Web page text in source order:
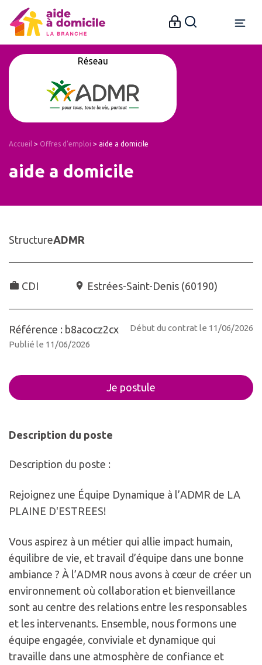
Réseau
Accueil > Offres d’emploi > aide a domicile
aide a domicile
StructureADMR
CDI Estrées-Saint-Denis (60190)
Référence : b8acocz2cx
Début du contrat le 11/06/2026
Publié le 11/06/2026
Je postule
Description du poste
Description du poste :
Rejoignez une Équipe Dynamique à l’ADMR de LA
PLAINE D'ESTREES!
Vous aspirez à un métier qui allie impact humain,
équilibre de vie, et travail d’équipe dans une bonne
ambiance ? À l’ADMR nous avons à cœur de créer un
environnement où collaboration et bienveillance
sont au centre des relations entre les responsables
et les intervenants. Ensemble, nous formons une
équipe engagée, conviviale et dynamique qui
travaille dans une atmosphère de confiance et